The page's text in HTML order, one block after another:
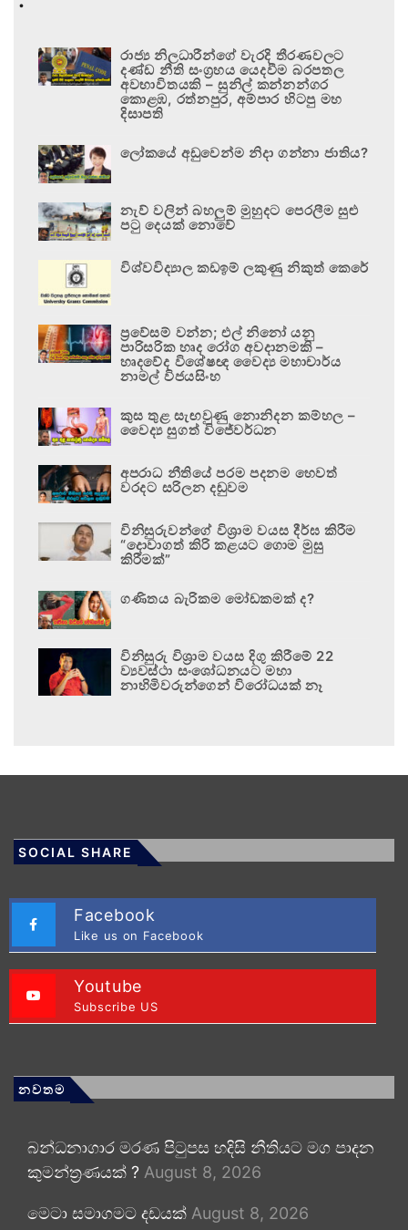
රාජ්‍ය නිලධාරීන්ගේ වැරදි තීරණවලට
දණ්ඩ නීති සංග්‍රහය යෙදවීම බරපතල
අවභාවිතයකි – සුනිල් කන්නන්ගර
කොළඹ, රත්නපුර, අම්පාර හිටපු මහ
දිසාපති
ලෝකයේ අඩුවෙන්ම නිදා ගන්නා ජාතිය?
නැව් වලින් බහලුම් මුහුදට පෙරලීම සුළු
පටු දෙයක් නොවේ
විශ්වවිද්‍යාල කඩඉම් ලකුණු නිකුත් කෙරේ
ප්‍රවේසම් වන්න; එල් නිනෝ යනු
පාරිසරික හෘද රෝග අවදානමකි –
හෘදවේද විශේෂඥ වෛද්‍ය මහාචාර්ය
නාමල් විජයසිංහ
කුස තුළ සැඟවුණු නොනිදන කම්හල –
වෛද්‍ය සුගත් විජේවර්ධන
අපරාධ නීතියේ පරම පදනම හෙවත්
වරදට සරිලන දඬුවම
විනිසුරුවන්ගේ විශ්‍රාම වයස දීර්ඝ කිරීම
“දොවාගත් කිරි කළයට ගොම මුසු
කිරීමක්”
ගණිතය බැරිකම මෝඩකමක් ද?
විනිසුරු විශ්‍රාම වයස දිගු කිරීමේ 22
ව්‍යවස්ථා සංශෝධනයට මහා
නාහිමිවරුන්ගෙන් විරෝධයක් නෑ
SOCIAL SHARE
Facebook
Like us on Facebook
Youtube
Subscribe US
නවතම
බන්ධනාගාර මරණ පිටුපස හදිසි නීතියට මග පාදන
කුමන්ත්‍රණයක් ? August 8, 2026
මෙටා සමාගමට දඩයක් August 8, 2026